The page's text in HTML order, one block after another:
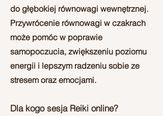
do głębokiej równowagi wewnętrznej.
Przywrócenie równowagi w czakrach
może pomóc w poprawie
samopoczucia, zwiększeniu poziomu
energii i lepszym radzeniu sobie ze
stresem oraz emocjami.
Dla kogo sesja Reiki online?